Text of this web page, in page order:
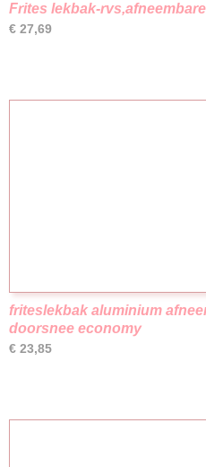
Frites lekbak-
€ 27,69
friteslekbak aluminium
doorsnee economy
€ 23,85